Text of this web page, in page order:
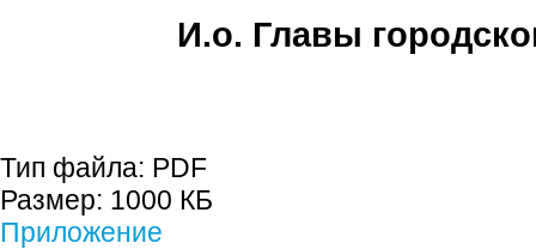
И.о. Главы
Тип файла: PDF
Размер: 1000 КБ
Приложение